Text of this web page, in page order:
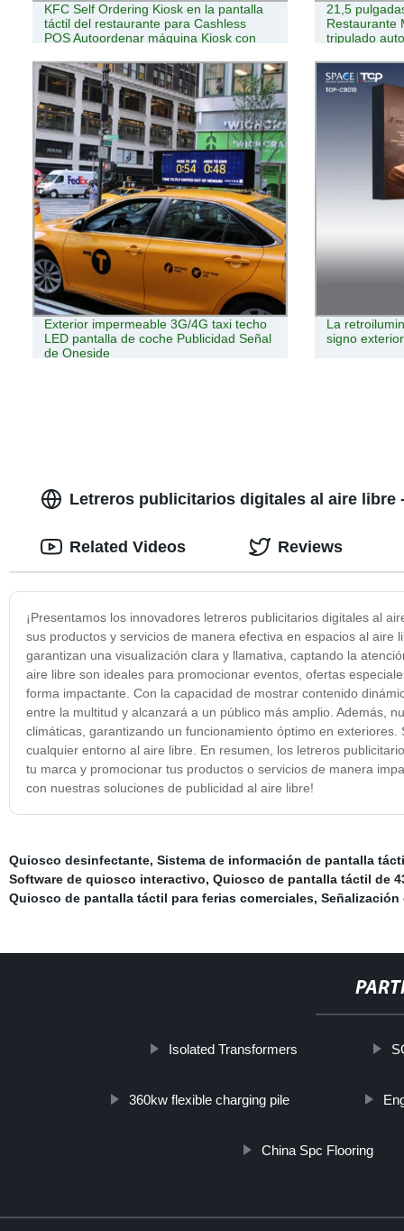
KFC Self Ordering Kiosk en la pantalla
táctil del restaurante para Cashless
POS Autoordenar máquina Kiosk con
térmica
21,5
Restaurante
tripulado
pago por
Exterior impermeable 3G/4G taxi techo
LED pantalla de coche Publicidad Señal
de Oneside
La
signo
Letreros publicitarios digitales al aire
¡Presentamos los innovadores letreros publicitarios digitales al
sus productos y servicios de manera efectiva en espacios al
garantizan una visualización clara y llamativa, captando la
aire libre son ideales para promocionar eventos, ofertas
forma impactante. Con la capacidad de mostrar contenido
entre la multitud y alcanzará a un público más amplio. Además,
climáticas, garantizando un funcionamiento óptimo en
cualquier entorno al aire libre. En resumen, los letreros
tu marca y promocionar tus productos o servicios de manera
con nuestras soluciones de publicidad al aire libre!
Related Videos Reviews
Quiosco desinfectante, Sistema de información de pantalla
Software de quiosco interactivo, Quiosco de pantalla táctil de
Quiosco de pantalla táctil para ferias comerciales,
Isolated Transformers
360kw flexible charging pile
China Spc Flooring